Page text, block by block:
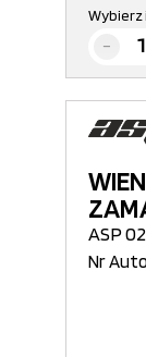
Wybierz
ASP
Nr